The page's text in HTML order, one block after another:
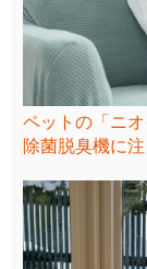
ペットの「ニ
除菌脱臭機に注